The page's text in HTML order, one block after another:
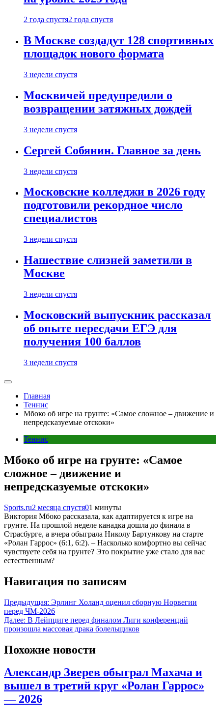
2 года спустя2 года спустя
В Москве создадут 128 спортивных
площадок нового формата
3 недели спустя
Москвичей предупредили о
возвращении затяжных дождей
3 недели спустя
Сергей Собянин. Главное за день
3 недели спустя
Московские колледжи в 2026 году
подготовили рекордное число
специалистов
3 недели спустя
Нашествие слизней заметили в
Москве
3 недели спустя
Московский выпускник рассказал
об опыте пересдачи ЕГЭ для
получения 100 баллов
3 недели спустя
Главная
Теннис
Мбоко об игре на грунте: «Самое сложное – движение и
непредсказуемые отскоки»
Теннис
Мбоко об игре на грунте: «Самое
сложное – движение и
непредсказуемые отскоки»
Sports.ru2 месяца спустя01 минуты
Виктория Мбоко рассказала, как адаптируется к игре на
грунте. На прошлой неделе канадка дошла до финала в
Страсбурге, а вчера обыграла Николу Бартункову на старте
«Ролан Гаррос» (6:1, 6:2). – Насколько комфортно вы сейчас
чувствуете себя на грунте? Это покрытие уже стало для вас
естественным?
Навигация по записям
Предыдущая: Эрлинг Холанд оценил сборную Норвегии
перед ЧМ-2026
Далее: В Лейпциге перед финалом Лиги конференций
произошла массовая драка болельщиков
Похожие новости
Александр Зверев обыграл Махача и
вышел в третий круг «Ролан Гаррос»
— 2026